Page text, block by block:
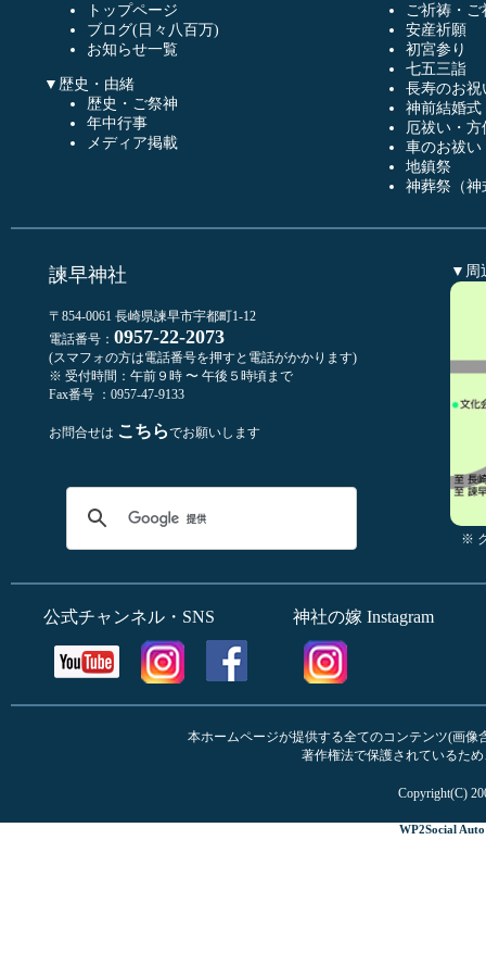
トップページ
ブログ(日々八百万)
お知らせ一覧
▼歴史・由緒
歴史・ご祭神
年中行事
メディア掲載
ご祈祷・
安産祈願
初宮参り
七五三詣
長寿のお祝
神前結婚式
厄祓い・方
車のお祓い
地鎮祭
神葬祭（神
諫早神社
〒854-0061 長崎県諫早市宇都町1-12
電話番号： 0957-22-2073
(スマフォの方は電話番号を押すと電話がかかります)
※ 受付時間：午前９時 〜 午後５時頃まで
Fax番号 ：0957-47-9133
お問合せは こちらでお願いします
▼周
※
公式チャンネル・SNS 神社の嫁 Instagram
本ホームページが提供する全てのコンテンツ(画
著作権法で保護されているた
Copyright(C)
WP2Social